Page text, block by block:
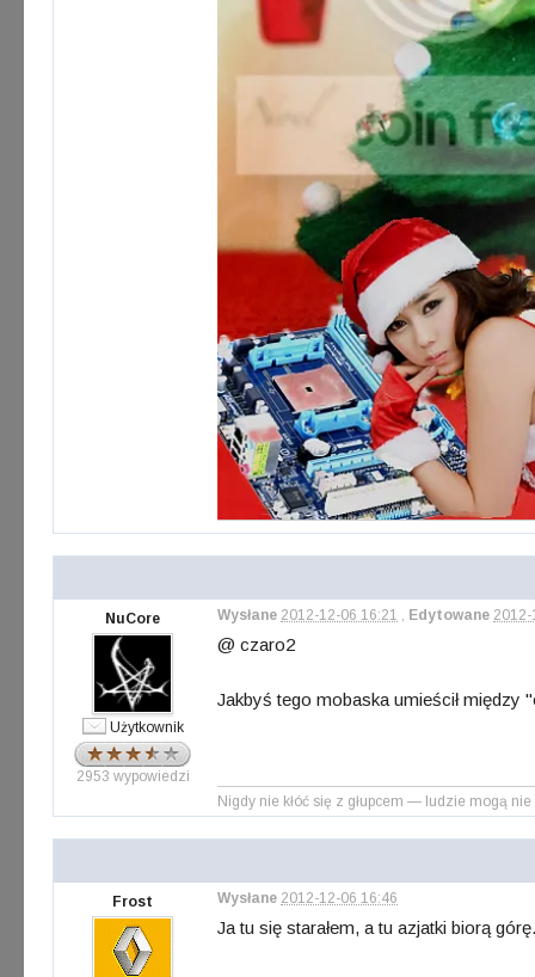
NuCore
Użytkownik
2953 wypowiedzi
Wysłane 2012-12-06 16:21 , Edytowane
@ czaro2
Jakbyś tego mobaska umieścił między
Nigdy nie kłóć się z głupcem — ludzie mogą
Frost Wysłane 2012-12-06 16:46
Ja tu się starałem, a tu azjatki biorą górę.